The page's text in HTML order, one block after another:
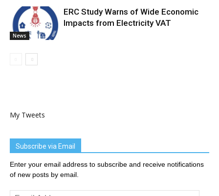
News
ERC Study Warns of Wide Economic
Impacts from Electricity VAT
My Tweets
Subscribe via Email
Enter your email address to subscribe and receive notifications
of new posts by email.